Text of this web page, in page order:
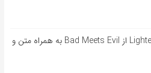
آهنگ انگلیسی Lighters از Bad Meets Evil به همراه متن و